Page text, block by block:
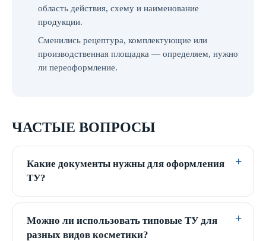
область действия, схему и наименование
продукции.
Сменились рецептура, комплектующие или
производственная площадка — определяем, нужно
ли переоформление.
ЧАСТЫЕ ВОПРОСЫ
Какие документы нужны для оформления
ТУ?
Можно ли использовать типовые ТУ для
разных видов косметики?